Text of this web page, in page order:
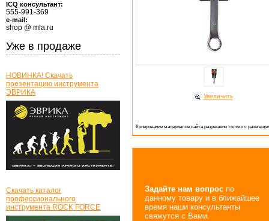
Увеличить
Копирование материалов сайта разрешено только с
Задайте нам вопрос по
данному товару и в ближайшее
время наши консультанты
свяжутся с Вами.
ICQ консультант:
555-991-369
e-mail:
shop @ mla.ru
Уже в продаже
НОВИНКА! Скачать
презентацию инструмента
ЭВРИКА
Скачать каталог
профессионального
инструмента ROCK FORCE